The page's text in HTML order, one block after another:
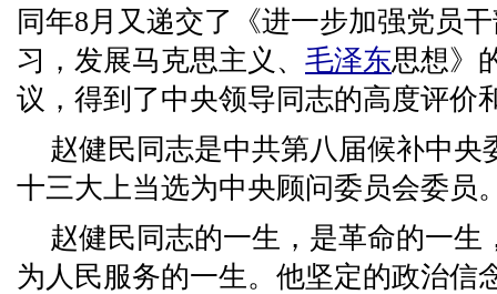
同年8月又递交了《进一步加强党员
习，发展马克思主义、 毛泽东思想》
议，得到了中央领导同志的高度评价
赵健民同志是中共第八届候补中央
十三大上当选为中央顾问委员会委员
赵健民同志的一生，是革命的一生
为人民服务的一生。他坚定的政治信